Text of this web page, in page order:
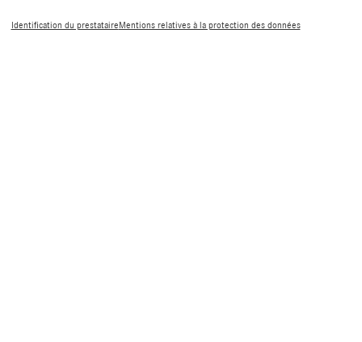
Identification du prestataireMentions relatives à la protection des données
Guide de l’authentification multifacteur
Conditions Générales d’Utilisation